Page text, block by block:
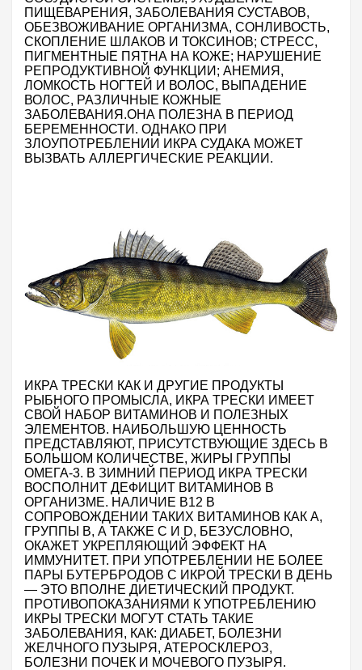
ПИЩЕВАРЕНИЯ, ЗАБОЛЕВАНИЯ СУСТАВОВ,
ОБЕЗВОЖИВАНИЕ ОРГАНИЗМА, СОНЛИВОСТЬ,
СКОПЛЕНИЕ ШЛАКОВ И ТОКСИНОВ; СТРЕСС,
ПИГМЕНТНЫЕ ПЯТНА НА КОЖЕ; НАРУШЕНИЕ
РЕПРОДУКТИВНОЙ ФУНКЦИИ; АНЕМИЯ,
ЛОМКОСТЬ НОГТЕЙ И ВОЛОС, ВЫПАДЕНИЕ
ВОЛОС, РАЗЛИЧНЫЕ КОЖНЫЕ
ЗАБОЛЕВАНИЯ.ОНА ПОЛЕЗНА В ПЕРИОД
БЕРЕМЕННОСТИ. ОДНАКО ПРИ
ЗЛОУПОТРЕБЛЕНИИ ИКРА СУДАКА МОЖЕТ
ВЫЗВАТЬ АЛЛЕРГИЧЕСКИЕ РЕАКЦИИ.
ИКРА ТРЕСКИ КАК И ДРУГИЕ ПРОДУКТЫ
РЫБНОГО ПРОМЫСЛА, ИКРА ТРЕСКИ ИМЕЕТ
СВОЙ НАБОР ВИТАМИНОВ И ПОЛЕЗНЫХ
ЭЛЕМЕНТОВ. НАИБОЛЬШУЮ ЦЕННОСТЬ
ПРЕДСТАВЛЯЮТ, ПРИСУТСТВУЮЩИЕ ЗДЕСЬ В
БОЛЬШОМ КОЛИЧЕСТВЕ, ЖИРЫ ГРУППЫ
ОМЕГА-3. В ЗИМНИЙ ПЕРИОД ИКРА ТРЕСКИ
ВОСПОЛНИТ ДЕФИЦИТ ВИТАМИНОВ В
ОРГАНИЗМЕ. НАЛИЧИЕ В12 В
СОПРОВОЖДЕНИИ ТАКИХ ВИТАМИНОВ КАК А,
ГРУППЫ В, А ТАКЖЕ С И D , БЕЗУСЛОВНО,
ОКАЖЕТ УКРЕПЛЯЮЩИЙ ЭФФЕКТ НА
ИММУНИТЕТ. ПРИ УПОТРЕБЛЕНИИ НЕ БОЛЕЕ
ПАРЫ БУТЕРБРОДОВ С ИКРОЙ ТРЕСКИ В ДЕНЬ
— ЭТО ВПОЛНЕ ДИЕТИЧЕСКИЙ ПРОДУКТ.
ПРОТИВОПОКАЗАНИЯМИ К УПОТРЕБЛЕНИЮ
ИКРЫ ТРЕСКИ МОГУТ СТАТЬ ТАКИЕ
ЗАБОЛЕВАНИЯ, КАК: ДИАБЕТ, БОЛЕЗНИ
ЖЕЛЧНОГО ПУЗЫРЯ, АТЕРОСКЛЕРОЗ,
БОЛЕЗНИ ПОЧЕК И МОЧЕВОГО ПУЗЫРЯ.